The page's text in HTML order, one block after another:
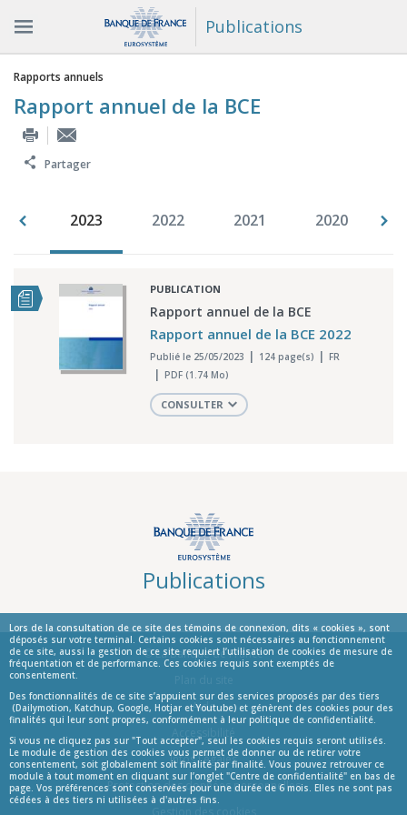
Lors de la consultation de ce site des témoins de connexion, dits « cookies », sont
déposés sur votre terminal. Certains cookies sont nécessaires au fonctionnement
de ce site, aussi la gestion de ce site requiert l’utilisation de cookies de mesure de
fréquentation et de performance. Ces cookies requis sont exemptés de
consentement.
Des fonctionnalités de ce site s’appuient sur des services proposés par des tiers
(Dailymotion, Katchup, Google, Hotjar et Youtube) et génèrent des cookies pour des
finalités qui leur sont propres, conformément à leur politique de confidentialité.
Si vous ne cliquez pas sur "Tout accepter", seul les cookies requis seront utilisés.
Le module de gestion des cookies vous permet de donner ou de retirer votre
consentement, soit globalement soit finalité par finalité. Vous pouvez retrouver ce
module à tout moment en cliquant sur l’onglet "Centre de confidentialité" en bas de
page. Vos préférences sont conservées pour une durée de 6 mois. Elles ne sont pas
cédées à des tiers ni utilisées à d'autres fins.
Publications
Vous êtes ici
Rapports annuels
Rapport annuel de la BCE
Partager
2023 2022 2021 2020
PUBLICATION
Rapport annuel de la BCE
Rapport annuel de la BCE 2022
Publié le 25/05/2023 124 page(s)
FR
PDF (1.74 Mo)
CONSULTER
Publications
© La Banque de France
Informations
Aide
Infos Légales
Protection des données personnelles